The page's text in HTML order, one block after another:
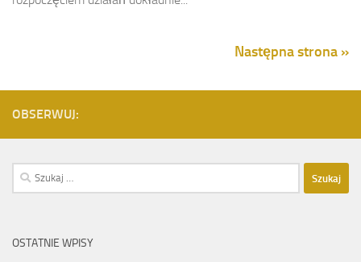
Następna strona »
OBSERWUJ:
Szukaj:
OSTATNIE WPISY